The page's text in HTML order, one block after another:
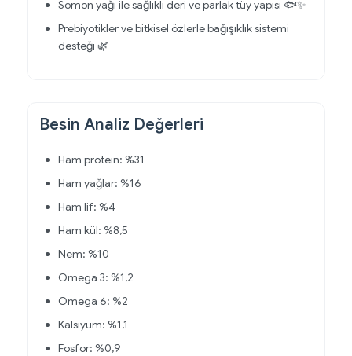
Somon yağı ile sağlıklı deri ve parlak tüy yapısı 🐟✨
Prebiyotikler ve bitkisel özlerle bağışıklık sistemi
desteği 🌿
Besin Analiz Değerleri
Ham protein: %31
Ham yağlar: %16
Ham lif: %4
Ham kül: %8,5
Nem: %10
Omega 3: %1,2
Omega 6: %2
Kalsiyum: %1,1
Fosfor: %0,9